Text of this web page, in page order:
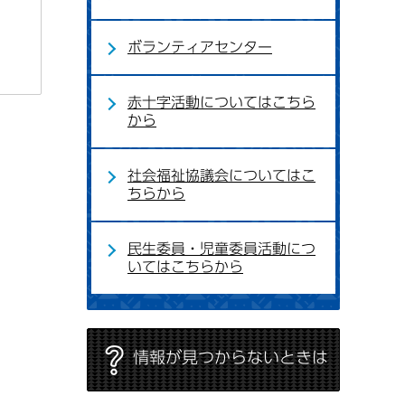
ボランティアセンター
赤十字活動についてはこちら
から
社会福祉協議会についてはこ
ちらから
民生委員・児童委員活動につ
いてはこちらから
情報が見つからないときは